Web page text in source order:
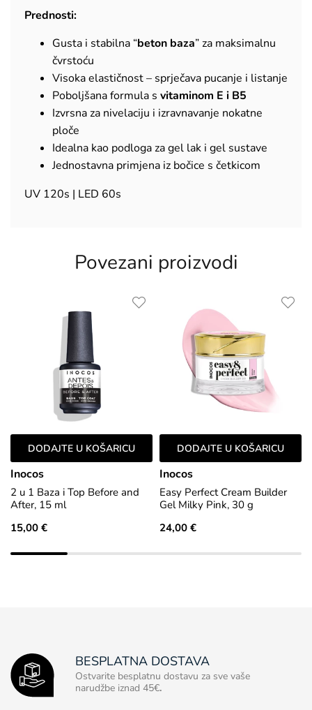
Prednosti:
Gusta i stabilna “beton baza” za maksimalnu
čvrstoću
Visoka elastičnost – sprječava pucanje i listanje
Poboljšana formula s vitaminom E i B5
Izvrsna za nivelaciju i izravnavanje nokatne
ploče
Idealna kao podloga za gel lak i gel sustave
Jednostavna primjena iz bočice s četkicom
UV 120s | LED 60s
Povezani proizvodi
DODAJTE U KOŠARICU
Inocos
2 u 1 Baza i Top Before and
After, 15 ml
15,00 €
DODAJTE U KOŠARICU
Inocos
Easy Perfect Cream Builder
Gel Milky Pink, 30 g
24,00 €
BESPLATNA DOSTAVA
Ostvarite besplatnu dostavu za sve vaše
narudžbe iznad 45€.